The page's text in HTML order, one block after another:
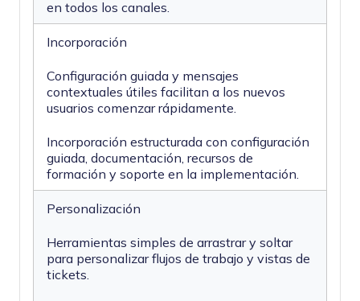
en todos los canales.
Incorporación
Configuración guiada y mensajes
contextuales útiles facilitan a los nuevos
usuarios comenzar rápidamente.
Incorporación estructurada con configuración
guiada, documentación, recursos de
formación y soporte en la implementación.
Personalización
Herramientas simples de arrastrar y soltar
para personalizar flujos de trabajo y vistas de
tickets.